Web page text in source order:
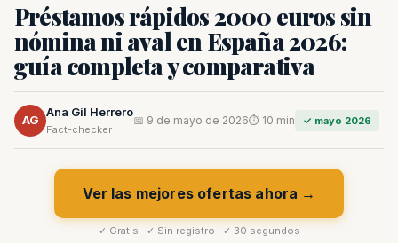
Préstamos rápidos 2000 euros sin
nómina ni aval en España 2026:
guía completa y comparativa
AG
Ana Gil Herrero
Fact-checker
📅 9 de mayo de 2026⏱ 10 min ✓ mayo 2026
Ver las mejores ofertas ahora →
✓ Gratis · ✓ Sin registro · ✓ 30 segundos